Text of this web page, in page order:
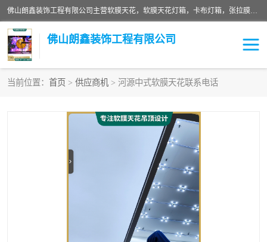
佛山朗鑫装饰工程有限公司主营软膜天花，软膜天花灯箱，卡布灯箱，张拉膜等产品，价格实惠，支持定制；公司专业装饰铺面，家居，会展特装，软膜等工程，技能精良人员，安装快、价格合理，质量保证、热诚与各方有识人士合作，欢迎新老客户来电咨询。
佛山朗鑫装饰工程有限公司
当前位置： 首页 > 供应商机 > 河源中式软膜天花联系电话
软膜吊顶